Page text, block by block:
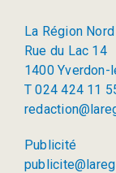
La Région
Rue du Lac 14
1400 Yverdon-
T 024 424 11
Publicité